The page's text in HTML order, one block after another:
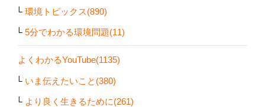
環境トピックス(890)
5分でわかる環境問題(11)
よくわかるYouTube(1135)
いま伝えたいこと(380)
より良く生きるために(261)